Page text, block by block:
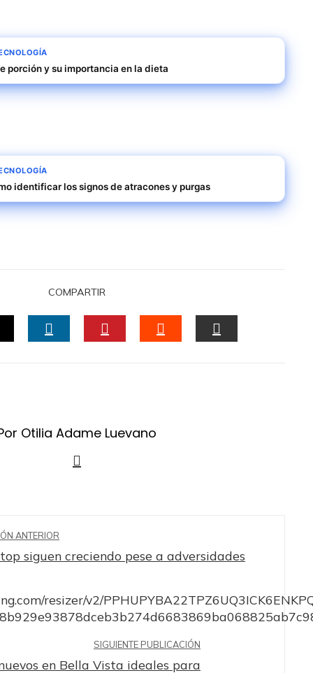
porción y su importancia en la dieta
identificar los signos de atracones y purgas
COMPARTIR
Otilia Adame Luevano
ANTERIOR
siguen creciendo pese a adversidades
SIGUIENTE PUBLICACIÓN
en Bella Vista ideales para